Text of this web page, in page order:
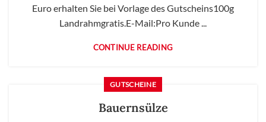
Euro erhalten Sie bei Vorlage des Gutscheins100g
Landrahmgratis.E-Mail:Pro Kunde ...
CONTINUE READING
GUTSCHEINE
Bauernsülze